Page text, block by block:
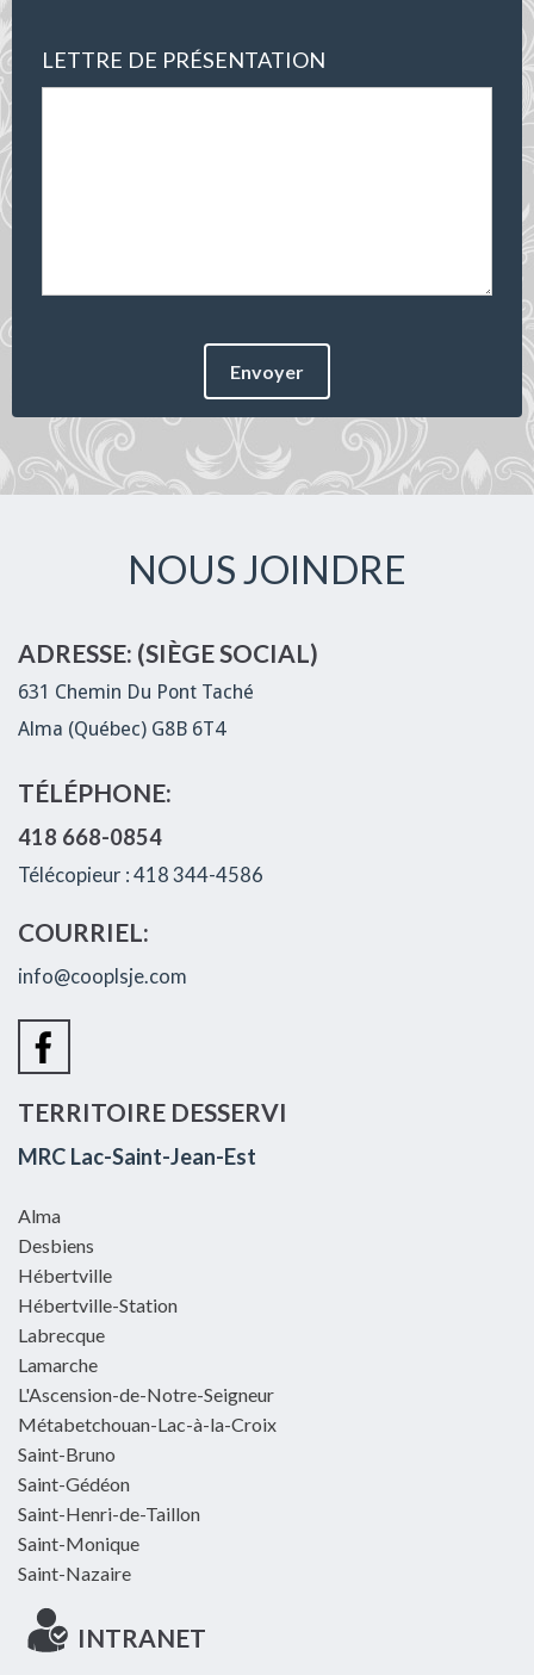
LETTRE DE PRÉSENTATION
Envoyer
NOUS JOINDRE
ADRESSE: (SIÈGE SOCIAL)
631 Chemin Du Pont Taché
Alma (Québec) G8B 6T4
TÉLÉPHONE:
418 668-0854
Télécopieur : 418 344-4586
COURRIEL:
info@cooplsje.com
TERRITOIRE DESSERVI
MRC Lac-Saint-Jean-Est
Alma
Desbiens
Hébertville
Hébertville-Station
Labrecque
Lamarche
L'Ascension-de-Notre-Seigneur
Métabetchouan-Lac-à-la-Croix
Saint-Bruno
Saint-Gédéon
Saint-Henri-de-Taillon
Saint-Monique
Saint-Nazaire
INTRANET